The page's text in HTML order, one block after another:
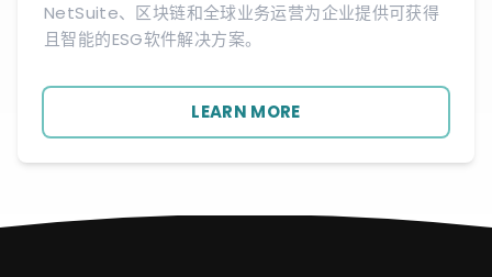
NetSuite、区块链和全球业务运营为企业提供可获得
且智能的ESG软件解决方案。
LEARN MORE